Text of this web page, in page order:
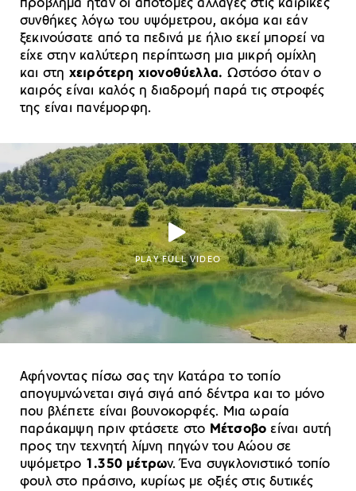
πρόβλημα ήταν οι απότομες αλλαγές στις καιρικές
συνθήκες λόγω του υψόμετρου, ακόμα και εάν
ξεκινούσατε από τα πεδινά με ήλιο εκεί μπορεί να
είχε στην καλύτερη περίπτωση μια μικρή ομίχλη
και στη χειρότερη χιονοθύελλα. Ωστόσο όταν ο
καιρός είναι καλός η διαδρομή παρά τις στροφές
της είναι πανέμορφη.
PLAY FULL VIDEO
Αφήνοντας πίσω σας την Κατάρα το τοπίο
απογυμνώνεται σιγά σιγά από δέντρα και το μόνο
που βλέπετε είναι βουνοκορφές. Μια ωραία
παράκαμψη πριν φτάσετε στο Μέτσοβο είναι αυτή
προς την τεχνητή λίμνη πηγών του Αώου σε
υψόμετρο 1.350 μέτρων. Ένα συγκλονιστικό τοπίο
φουλ στο πράσινο, κυρίως με οξιές στις δυτικές